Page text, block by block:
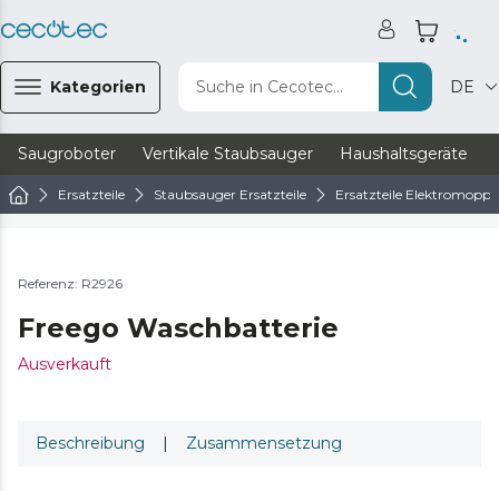
Kategorien Suche in Cecotec... DE
Saugroboter Vertikale Staubsauger Haushaltsgeräte
Ersatzteile Staubsauger Ersatzteile Ersatzteile Elektromopps
Referenz: R2926
Freego Waschbatterie
Ausverkauft
Beschreibung | Zusammensetzung